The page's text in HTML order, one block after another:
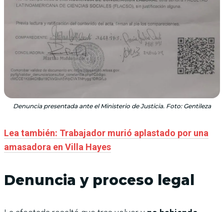
Denuncia presentada ante el Ministerio de Justicia. Foto: Gentileza
Lea también: Trabajador murió aplastado por una
amasadora en Villa Hayes
Denuncia y proceso legal